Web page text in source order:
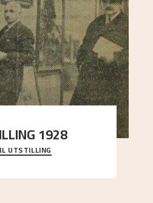
1928
1928, tok vennene Moritz
Thorbjørnsen initiativ til å
UTSTILLING